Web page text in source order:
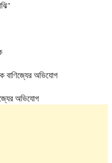
বাণিজ্যের অভিযোগ
অভিযোগ